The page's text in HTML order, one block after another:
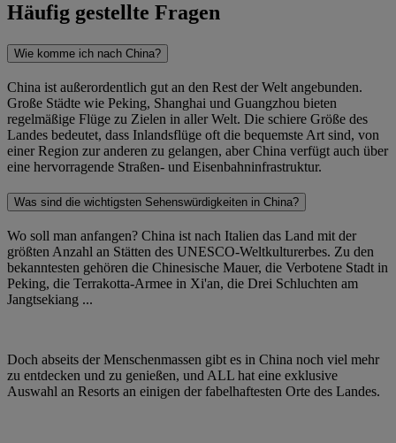
Häufig gestellte Fragen
Wie komme ich nach China?
China ist außerordentlich gut an den Rest der Welt angebunden.
Große Städte wie Peking, Shanghai und Guangzhou bieten
regelmäßige Flüge zu Zielen in aller Welt. Die schiere Größe des
Landes bedeutet, dass Inlandsflüge oft die bequemste Art sind, von
einer Region zur anderen zu gelangen, aber China verfügt auch über
eine hervorragende Straßen- und Eisenbahninfrastruktur.
Was sind die wichtigsten Sehenswürdigkeiten in China?
Wo soll man anfangen? China ist nach Italien das Land mit der
größten Anzahl an Stätten des UNESCO-Weltkulturerbes. Zu den
bekanntesten gehören die Chinesische Mauer, die Verbotene Stadt in
Peking, die Terrakotta-Armee in Xi'an, die Drei Schluchten am
Jangtsekiang ...
Doch abseits der Menschenmassen gibt es in China noch viel mehr
zu entdecken und zu genießen, und ALL hat eine exklusive
Auswahl an Resorts an einigen der fabelhaftesten Orte des Landes.